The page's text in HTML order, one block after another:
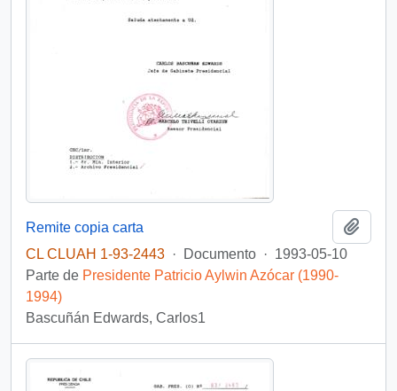
Remite copia carta
CL CLUAH 1-93-2443 · Documento · 1993-05-10
Parte de Presidente Patricio Aylwin Azócar (1990-
1994)
Bascuñán Edwards, Carlos1